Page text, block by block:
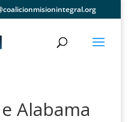
Alabama